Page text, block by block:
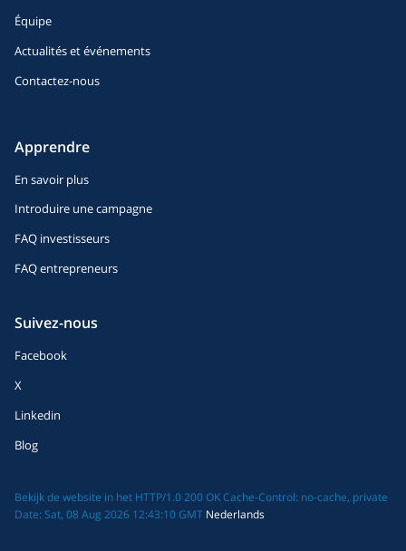
Équipe
Actualités et événements
Contactez-nous
Apprendre
En savoir plus
Introduire une campagne
FAQ investisseurs
FAQ entrepreneurs
Suivez-nous
Facebook
X
Linkedin
Blog
Bekijk de website in het HTTP/1.0 200 OK Cache-Control: no-cache, private
Date: Sat, 08 Aug 2026 12:43:10 GMT Nederlands